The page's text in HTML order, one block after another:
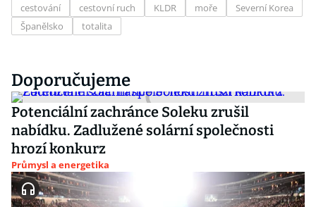
cestování cestovní ruch KLDR moře
Severní Korea
Španělsko
totalita
Doporučujeme
Potenciální zachránce Soleku zrušil
nabídku. Zadlužené solární společnosti
hrozí konkurz
Průmysl a energetika